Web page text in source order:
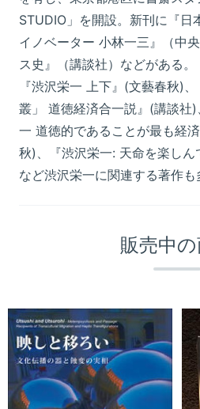
STUDIO」を開設。新刊に『日
イノベーター 小林一三』（中
ス史』（講談社）などがある。
『渋沢栄一 上下』(文藝春秋)
叢」 道徳経済合一説』(講談社
一 道徳的であることが最も経
秋)、『渋沢栄一: 天命を楽しん
など渋沢栄一に関連する著作も
販売中